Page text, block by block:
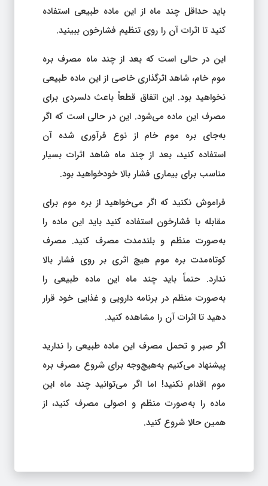
باید حداقل چند ماه از این ماده طبیعی استفاده
کنید تا اثرات آن را روی تنظیم فشارخون ببینید.
این در حالی است که بعد از چند ماه مصرف بره
موم خام، شاهد اثرگذاری خاصی از این ماده طبیعی
نخواهید بود. این اتفاق قطعاً باعث دلسردی برای
مصرف این ماده می‌شود. این در حالی است که اگر
به‌جای بره موم خام از نوع فرآوری شده آن
استفاده کنید، بعد از چند ماه شاهد اثرات بسیار
مناسب برای بیماری فشار بالا خودخواهید بود.
فراموش نکنید که اگر می‌خواهید از بره موم برای
مقابله با فشارخون استفاده کنید باید این ماده را
به‌صورت منظم و بلندمدت مصرف کنید. مصرف
کوتاه‌مدت بره موم هیچ اثری بر روی فشار بالا
ندارد. حتماً باید چند ماه این ماده طبیعی را
به‌صورت منظم در برنامه دارویی و غذایی خود قرار
دهید تا اثرات آن را مشاهده کنید.
اگر صبر و تحمل مصرف این ماده طبیعی را ندارید
پیشنهاد می‌کنیم به‌هیچ‌وجه برای شروع مصرف بره
موم اقدام نکنید! اما اگر می‌توانید چند ماه این
ماده را به‌صورت منظم و اصولی مصرف کنید، از
همین حالا شروع کنید.